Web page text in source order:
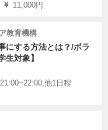
11,000円
教育機構
にする方法とは？/ボラ
生対象】
他1日程